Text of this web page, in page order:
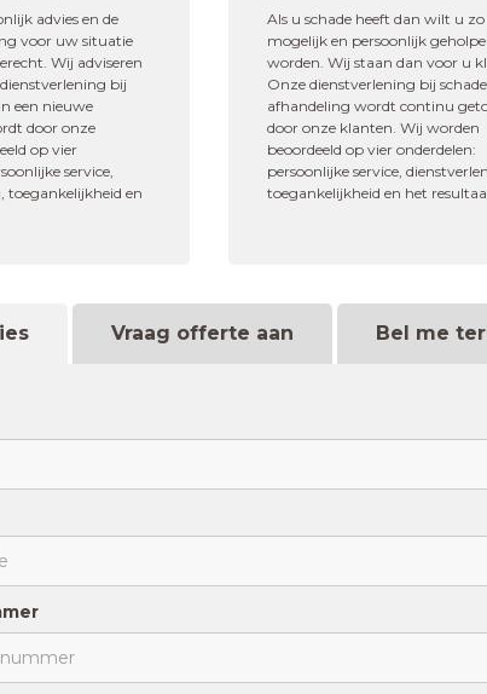
advies en de
voor uw situatie
Wij adviseren
bij
een nieuwe
door onze
op vier
service,
toegankelijkheid en
Als u schade heeft dan wilt u zo
mogelijk en persoonlijk
worden. Wij staan dan voor u
Onze dienstverlening bij schade
afhandeling wordt continu
door onze klanten. Wij worden
beoordeeld op vier onderdelen:
persoonlijke service,
toegankelijkheid en het
"Zeer goed behandeld en alles goed geregeld."
Schadeafhandeling
Vraag offerte aan Bel me